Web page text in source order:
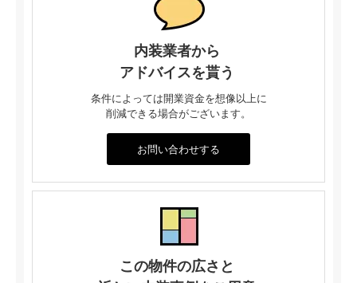
内装業者から
アドバイスを貰う
条件によっては開業資金を想像以上に
削減できる場合がございます。
お問い合わせする
この物件の広さと